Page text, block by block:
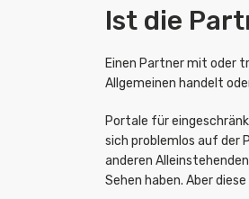
Ist die
Einen Partner mit oder
Allgemeinen handelt
Portale für
sich problemlos auf der
anderen
Sehen haben. Aber